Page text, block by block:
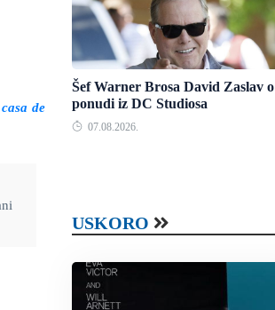
de
Šef Warner Brosa David Zaslav o
ponudi iz DC Studiosa
07.08.2026.
USKORO